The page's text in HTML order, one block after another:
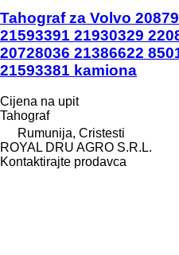
Tahograf za Volvo
21593391 21930329
20728036 21386622
21593381 kamiona
Cijena na upit
Tahograf
Rumunija, Cristesti
ROYAL DRU AGRO S.R.L.
Kontaktirajte prodavca